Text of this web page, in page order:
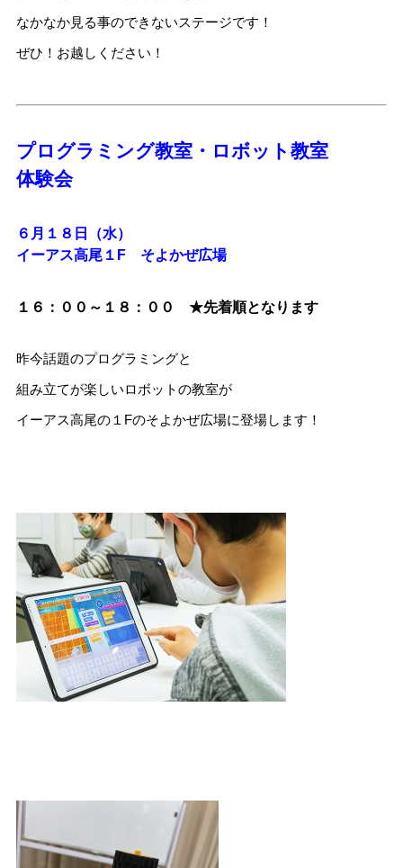
なかなか見る事のできないステージです！
ぜひ！お越しください！
プログラミング教室・ロボット教室
体験会
６月１８日（水）
イーアス高尾１F そよかぜ広場
１６：００～１８：００ ★先着順となります
昨今話題のプログラミングと
組み立てが楽しいロボットの教室が
イーアス高尾の１Fのそよかぜ広場に登場します！